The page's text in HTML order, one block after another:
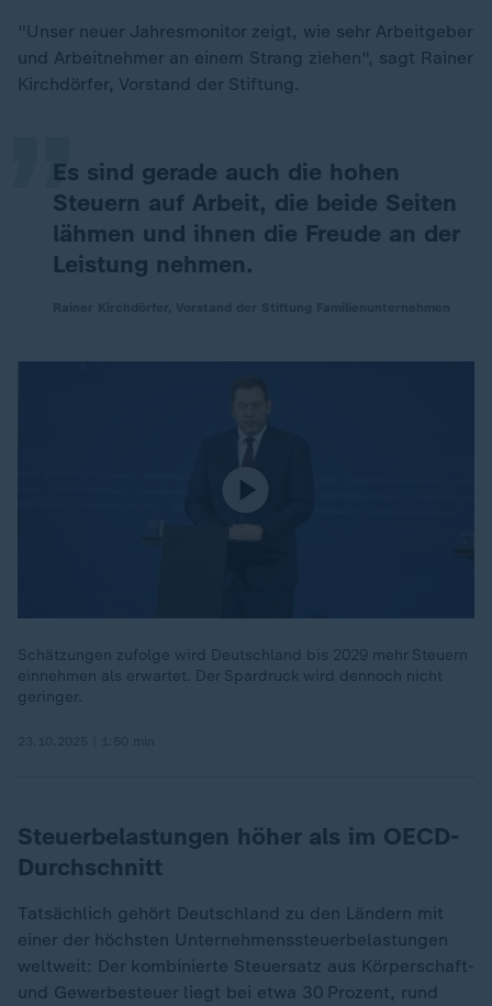
"Unser neuer Jahresmonitor zeigt, wie sehr Arbeitgeber
und Arbeitnehmer an einem Strang ziehen", sagt Rainer
Kirchdörfer, Vorstand der Stiftung.
Es sind gerade auch die hohen
Steuern auf Arbeit, die beide Seiten
lähmen und ihnen die Freude an der
Leistung nehmen.
„
Schätzungen zufolge wird Deutschland bis 2029 mehr Steuern
einnehmen als erwartet. Der Spardruck wird dennoch nicht
geringer.
Steuerbelastungen höher als im OECD-
Durchschnitt
Tatsächlich gehört Deutschland zu den Ländern mit
einer der höchsten Unternehmenssteuerbelastungen
weltweit: Der kombinierte Steuersatz aus Körperschaft-
und Gewerbesteuer liegt bei etwa 30 Prozent, rund